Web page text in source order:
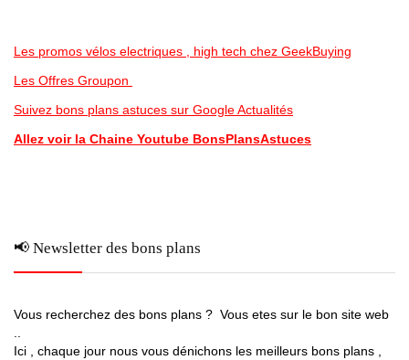
Les promos vélos electriques , high tech chez GeekBuying
Les Offres Groupon
Suivez bons plans astuces sur Google Actualités
Allez voir la Chaine Youtube BonsPlansAstuces
📢 Newsletter des bons plans
Vous recherchez des bons plans ? Vous etes sur le bon site web
Ici , chaque jour nous vous dénichons les meilleurs bons plans ,